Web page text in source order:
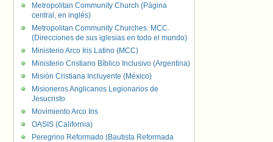
Metropolitan Community Church (Página
central, en inglés)
Metropolitan Community Churches. MCC.
(Direcciones de sus iglesias en todo el mundo)
Ministerio Arco Iris Latino (MCC)
Ministerio Cristiano Bíblico Inclusivo (Argentina)
Misión Cristiana Incluyente (México)
Misioneros Anglicanos Legionarios de
Jesucristo
Movimiento Arco Iris
OASIS (California)
Peregrino Reformado (Bautista Reformada